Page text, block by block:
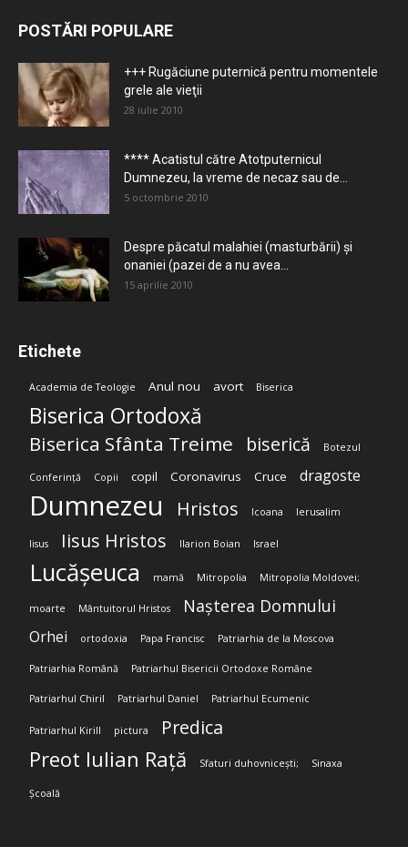
POSTĂRI POPULARE
+++ Rugăciune puternică pentru momentele
grele ale vieţii
28 iulie 2010
**** Acatistul către Atotputernicul
Dumnezeu, la vreme de necaz sau de...
5 octombrie 2010
Despre păcatul malahiei (masturbării) şi
onaniei (pazei de a nu avea...
15 aprilie 2010
Etichete
Academia de Teologie Anul nou avort Biserica
Biserica Ortodoxă
Biserica Sfânta Treime biserică Botezul
Conferință Copii copil Coronavirus Cruce dragoste
Dumnezeu Hristos Icoana Ierusalim
Iisus Iisus Hristos Ilarion Boian Israel
Lucășeuca mamă Mitropolia Mitropolia Moldovei;
moarte Mântuitorul Hristos Nașterea Domnului
Orhei ortodoxia Papa Francisc Patriarhia de la Moscova
Patriarhia Română Patriarhul Bisericii Ortodoxe Române
Patriarhul Chiril Patriarhul Daniel Patriarhul Ecumenic
Patriarhul Kirill pictura Predica
Preot Iulian Rață Sfaturi duhovnicești; Sinaxa
Școală